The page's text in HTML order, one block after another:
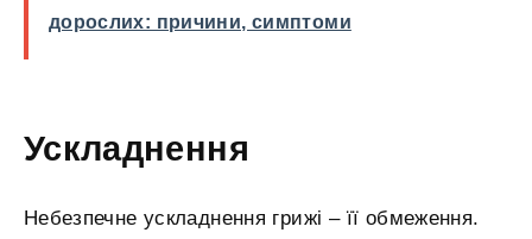
дорослих: причини, симптоми
Ускладнення
Небезпечне ускладнення грижі – її обмеження.